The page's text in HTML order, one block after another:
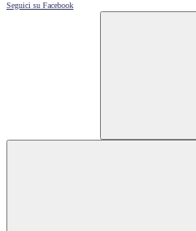
Seguici su Facebook